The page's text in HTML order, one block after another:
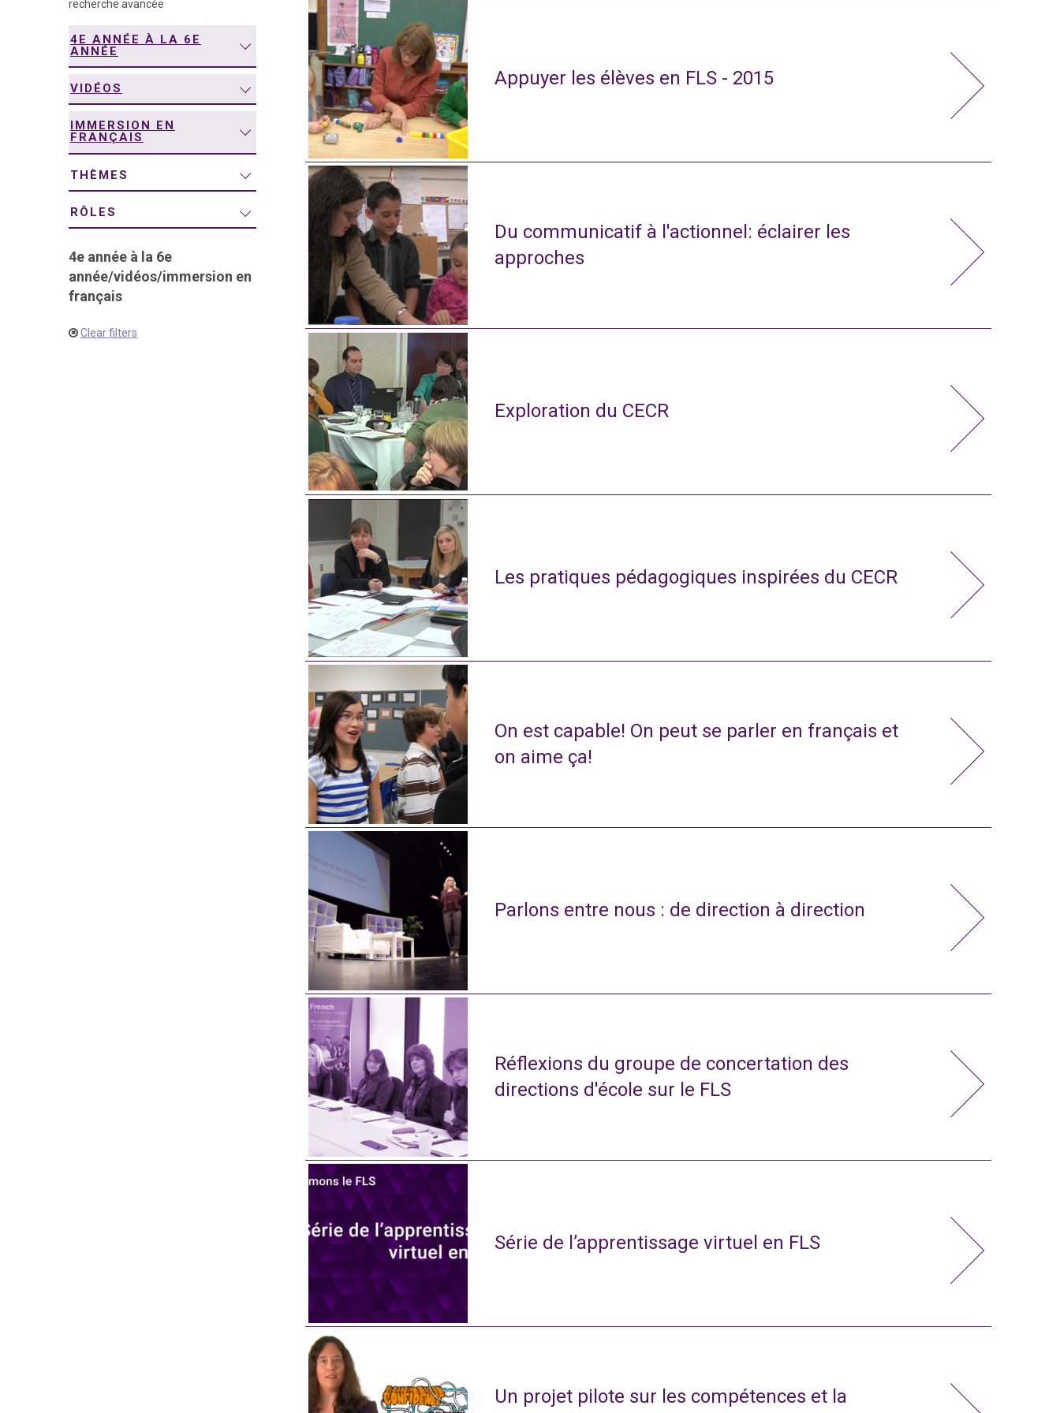
recherche avancée
4E ANNÉE À LA 6E
ANNÉE
VIDÉOS
IMMERSION EN
FRANÇAIS
THÈMES
RÔLES
4e année à la 6e
année/vidéos/immersion en
français
Clear filters
Appuyer les élèves en FLS - 2015
Du communicatif à l'actionnel: éclairer les
approches
Exploration du CECR
Les pratiques pédagogiques inspirées du CECR
On est capable! On peut se parler en français et
on aime ça!
Parlons entre nous : de direction à direction
Réflexions du groupe de concertation des
directions d'école sur le FLS
Série de l’apprentissage virtuel en FLS
Un projet pilote sur les compétences et la